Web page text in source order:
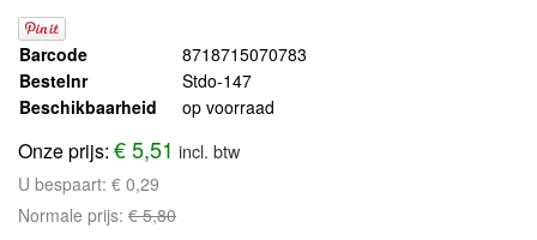
Barcode
8718715070783
Bestelnr
Stdo-147
Beschikbaarheid
op voorraad
Onze prijs: € 5,51 incl. btw
U bespaart: € 0,29
Normale prijs: € 5,80